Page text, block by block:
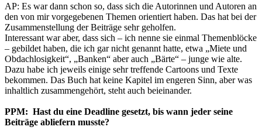
AP: Es war dann schon so, dass sich die Autorinnen und Autoren an
den von mir vorgegebenen Themen orientiert haben. Das hat bei der
Zusammenstellung der Beiträge sehr geholfen.
Interessant war aber, dass sich – ich nenne sie einmal Themenblöcke
– gebildet haben, die ich gar nicht genannt hatte, etwa „Miete und
Obdachlosigkeit“, „Banken“ aber auch „Bärte“ – junge wie alte.
Dazu habe ich jeweils einige sehr treffende Cartoons und Texte
bekommen. Das Buch hat keine Kapitel im engeren Sinn, aber was
inhaltlich zusammengehört, steht auch beieinander.
PPM: Hast du eine Deadline gesetzt, bis wann jeder seine
Beiträge abliefern musste?